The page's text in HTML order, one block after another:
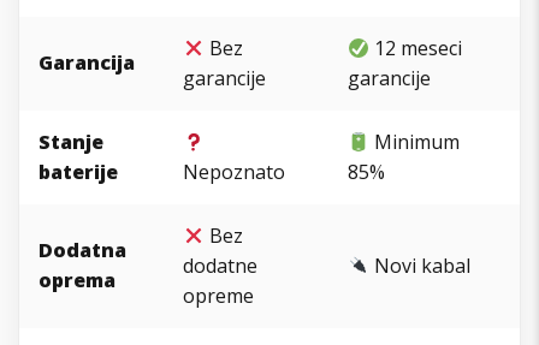
Garancija
Bez
garancije
12 meseci
garancije
Stanje
baterije
Nepoznato
Minimum
85%
Dodatna
oprema
Bez
dodatne
opreme
Novi kabal